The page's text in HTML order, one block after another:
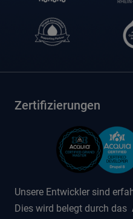
Zertifizierungen
Unsere Entwickler sind
Dies wird belegt durch das